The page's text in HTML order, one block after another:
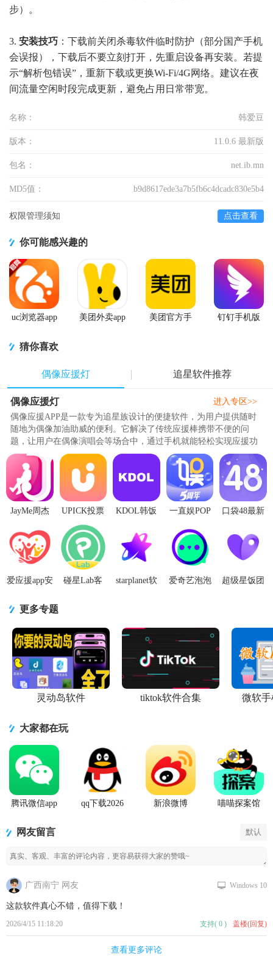
步）。
3. 安装技巧 ：下载前关闭杀毒软件临时防护（部分国产手机
会误报），下载后不要立刻打开，先重启设备再安装。若提
示“解析包错误”，重新下载或更换Wi-Fi/4G网络。建议在夜
间流量空闲时段完成更新，避免占用日常带宽。
名称： 韩爱豆
版本： 11.0.6 最新版
包名： net.ib.mn
MD5值： b9d8617ede3a7b5fb6c4dcadc830e5b4
权限管理须知 点击查看
你可能感兴趣的
uc浏览器app
美团外卖app
美团官方手
钉钉手机版
猜你喜欢
偶像应援灯 追星软件推荐
偶像应援灯
偶像应援APP是一款专为追星族设计的便捷软件，为用户提供随时
随地为偶像加油助威的便利。它解决了传统应援棒携带不便的问
题，让用户在偶像演唱会等场合中，通过手机就能轻松实现应援功
能。无论是演唱会现场还是线上互..
进入专区>>
JayMe周杰
4.3.7 安卓版
UPICK投票
软件官方版
v2.8.1 最新
版
KDOL韩饭
1.6.7 最新版
一直娱POP
最新版
口袋48最新
安装包
7.1.29 最新
版
爱应援app安
新版
碰星Lab客
starplanet软
爱奇艺泡泡
超级星饭团
更多专题
灵动岛软件 tiktok软件合集 微软手
大家都在玩
腾讯微信app
qq下载2026
新浪微博
喵喵探案馆
网友留言 默认
广西南宁 网友
2026/4/15 11:18:20
这款软件真心不错，值得下载！
Windows 10
支持( 0 ) 盖楼(回复)
查看更多评论